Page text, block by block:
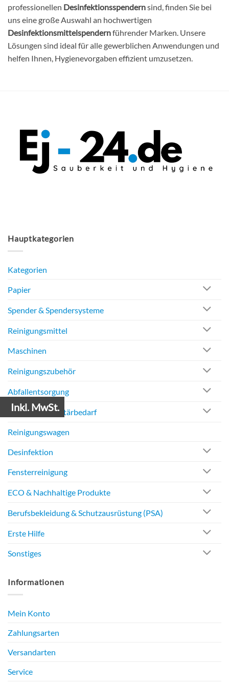
Inkl. MwSt.
professionellen Desinfektionsspendernsind, finden Sie bei
uns eine große Auswahl an hochwertigen
Desinfektionsmittelspendernführender Marken. Unsere
Lösungen sind ideal für alle gewerblichen Anwendungen und
helfen Ihnen, Hygienevorgaben effizient umzusetzen.
Hauptkategorien
Kategorien
Papier
Spender & Spendersysteme
Reinigungsmittel
Maschinen
Reinigungszubehör
Abfallentsorgung
Hygiene- & Sanitärbedarf
Reinigungswagen
Desinfektion
Fensterreinigung
ECO & Nachhaltige Produkte
Berufsbekleidung & Schutzausrüstung (PSA)
Erste Hilfe
Sonstiges
Informationen
Mein Konto
Zahlungsarten
Versandarten
Service